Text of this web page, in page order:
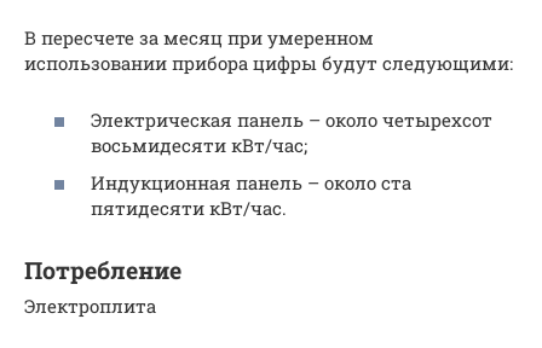
В пересчете за месяц при умеренном
использовании прибора цифры будут следующими:
Электрическая панель – около четырехсот
восьмидесяти кВт/час;
Индукционная панель – около ста
пятидесяти кВт/час.
Потребление
Электроплита